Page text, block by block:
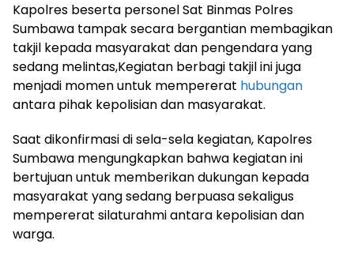
Kapolres beserta personel Sat Binmas Polres
Sumbawa tampak secara bergantian membagikan
takjil kepada masyarakat dan pengendara yang
sedang melintas,Kegiatan berbagi takjil ini juga
menjadi momen untuk mempererat hubungan
antara pihak kepolisian dan masyarakat.
Saat dikonfirmasi di sela-sela kegiatan, Kapolres
Sumbawa mengungkapkan bahwa kegiatan ini
bertujuan untuk memberikan dukungan kepada
masyarakat yang sedang berpuasa sekaligus
mempererat silaturahmi antara kepolisian dan
warga.